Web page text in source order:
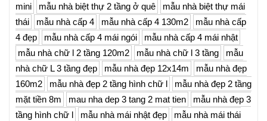
mini
mẫu nhà biệt thự 2 tầng ở quê
mẫu nhà biệt thự mái
thái
mẫu nhà cấp 4 mẫu nhà cấp 4 130m2
mẫu nhà cấp
4 đẹp
mẫu nhà cấp 4 mái ngói
mẫu nhà cấp 4 mái nhật
mẫu nhà chữ l 2 tầng 120m2
mẫu nhà chữ l 3 tầng
mẫu
nhà chữ L 3 tầng đẹp
mẫu nhà đẹp 12x14m
mẫu nhà đẹp
160m2
mẫu nhà đẹp 2 tầng hình chữ l
mẫu nhà đẹp 2 tầng
mặt tiền 8m
mau nha dep 3 tang 2 mat tien
mẫu nhà đẹp 3
tầng hình chữ l
mẫu nhà mái nhật đẹp
mẫu nhà mái thái